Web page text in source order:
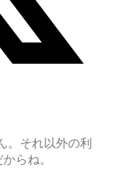
。それ以外の利
らね。